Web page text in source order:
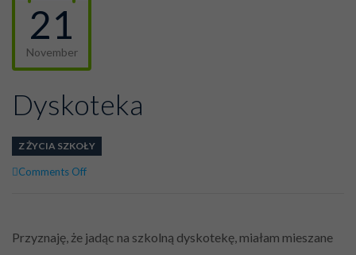
21
November
Dyskoteka
Z ŻYCIA SZKOŁY
Comments Offon
Przyznaję, że jadąc na szkolną dyskotekę, miałam mieszane